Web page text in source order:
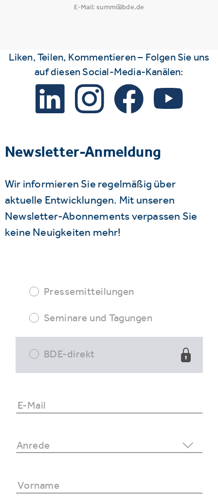
E-Mail: summ@bde.de
Liken, Teilen, Kommentieren – Folgen Sie uns
auf diesen Social-Media-Kanälen:
Newsletter-Anmeldung
Wir informieren Sie regelmäßig über
aktuelle Entwicklungen. Mit unseren
Newsletter-Abonnements verpassen Sie
keine Neuigkeiten mehr!
Pressemitteilungen
Seminare und Tagungen
BDE-direkt